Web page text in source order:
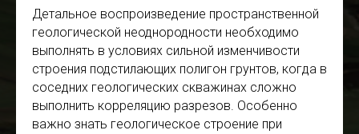
Детальное воспроизведение пространственной
геологической неоднородности необходимо
выполнять в условиях сильной изменчивости
строения подстилающих полигон грунтов, когда в
соседних геологических скважинах сложно
выполнить корреляцию разрезов. Особенно
важно знать геологическое строение при